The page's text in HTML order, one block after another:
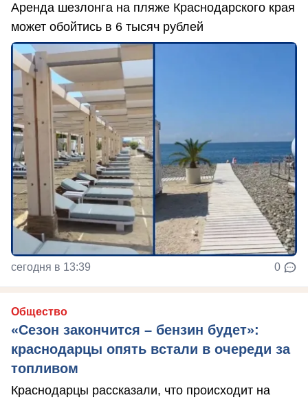
Аренда шезлонга на пляже Краснодарского края
может обойтись в 6 тысяч рублей
сегодня в 13:39 0
Общество
«Сезон закончится – бензин будет»:
краснодарцы опять встали в очереди за
топливом
Краснодарцы рассказали, что происходит на